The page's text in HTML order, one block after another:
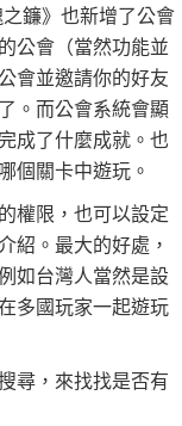
鐮》也新增了公會
公會（當然功能並
會並邀請你的好友
。而公會系統會顯
成了什麼成就。也
個關卡中遊玩。
權限，也可以設定
紹。最大的好處，
如台灣人當然是設
多國玩家一起遊玩
尋，來找找是否有